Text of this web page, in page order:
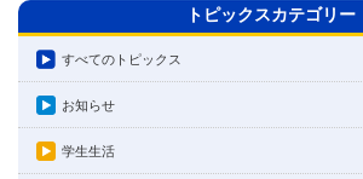
トピックスカテゴリー
すべてのトピックス
お知らせ
学生生活